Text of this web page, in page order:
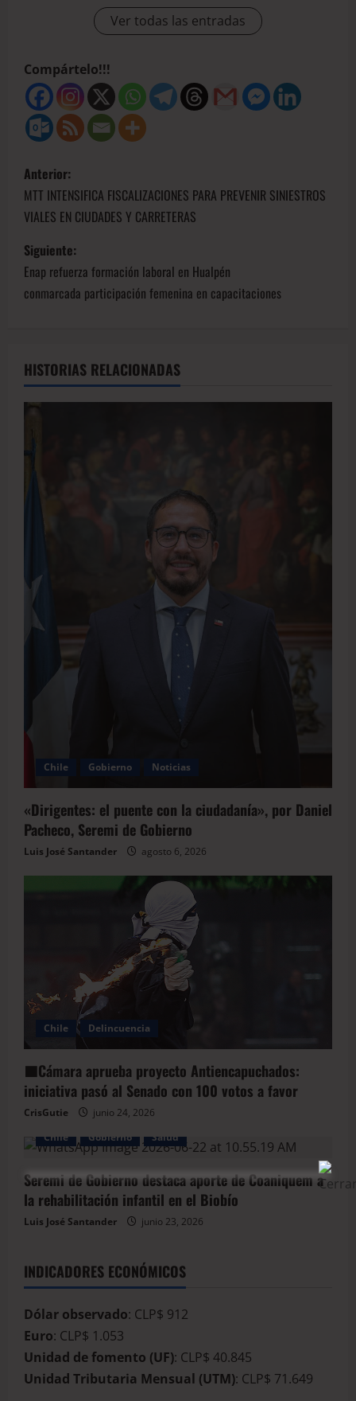
Ver todas las entradas
Compártelo!!!
Anterior:
MTT INTENSIFICA FISCALIZACIONES PARA PREVENIR SINIESTROS
VIALES EN CIUDADES Y CARRETERAS
Siguiente:
Enap refuerza formación laboral en Hualpén
conmarcada participación femenina en capacitaciones
HISTORIAS RELACIONADAS
Chile Gobierno Noticias
«Dirigentes: el puente con la ciudadanía», por Daniel
Pacheco, Seremi de Gobierno
Luis José Santander agosto 6, 2026
Chile Delincuencia
🟦Cámara aprueba proyecto Antiencapuchados:
iniciativa pasó al Senado con 100 votos a favor
CrisGutie
junio 24, 2026
Chile
Gobierno Salud
Seremi de Gobierno destaca aporte de Coaniquem a
la rehabilitación infantil en el Biobío
Luis José Santander junio 23, 2026
INDICADORES ECONÓMICOS
Dólar observado: CLP$ 912
Euro: CLP$ 1.053
Unidad de fomento (UF): CLP$ 40.845
Unidad Tributaria Mensual (UTM): CLP$ 71.649